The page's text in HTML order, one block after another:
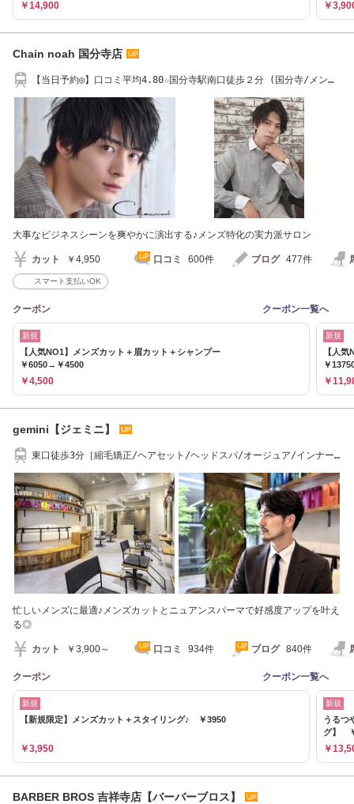
￥14,900 ￥
Chain noah 国分寺店
【当日予約◎】口コミ平均4.80☆国分寺駅南口徒歩２分 (国分寺/メンズ
大事なビジネスシーンを爽やかに演出する♪メンズ特化の実力派サロン
カット ￥4,950 口コミ 600件 ブログ 477件
スマート支払いOK
クーポン クーポン一覧へ
新規
【人気NO1】メンズカット＋眉カット＋シャンプー
￥6050→￥4500
￥4,500
新規
【人
￥
￥
gemini【ジェミニ】
東口徒歩3分［縮毛矯正/ヘアセット/ヘッドスパ/オージュア/インナー
忙しいメンズに最適♪メンズカットとニュアンスパーマで好感度アップを叶え
る◎
カット ￥3,900～ 口コミ 934件 ブログ 840件
クーポン クーポン一覧へ
新規
【新規限定】メンズカット＋スタイリング♪ ￥3950
￥3,950
新規
うるつ
グ】
￥
BARBER BROS 吉祥寺店【バーバーブロス】